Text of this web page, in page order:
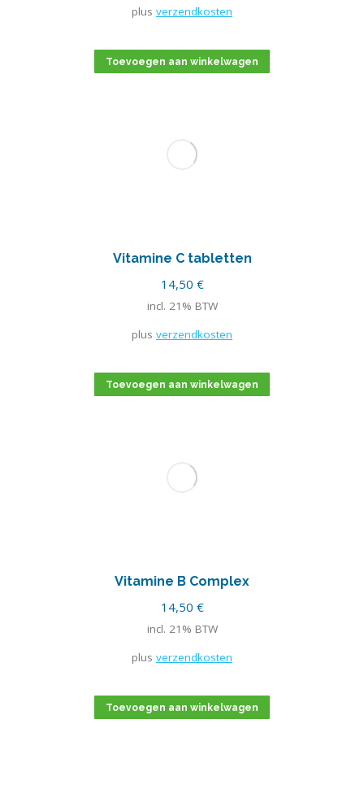
plus verzendkosten
Toevoegen aan winkelwagen
Vitamine C tabletten
14,50 €
incl. 21% BTW
plus verzendkosten
Toevoegen aan winkelwagen
Vitamine B Complex
14,50 €
incl. 21% BTW
plus verzendkosten
Toevoegen aan winkelwagen